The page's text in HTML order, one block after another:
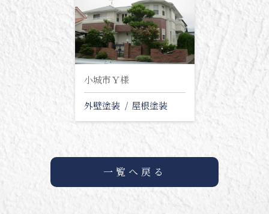
小城市Ｙ様
外壁塗装 屋根塗装
一覧へ戻る